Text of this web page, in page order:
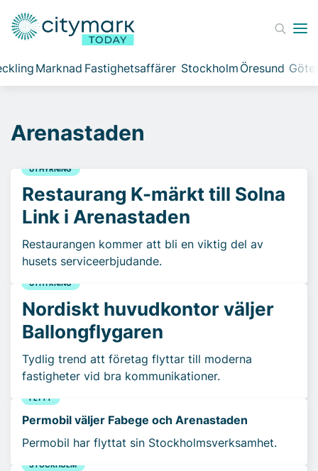
Marknad Fastighetsaffärer Stockholm Öresund
Arenastaden
UTHYRNING
Restaurang K-märkt till Solna
Link i Arenastaden
Restaurangen kommer att bli en viktig del av
husets serviceerbjudande.
UTHYRNING
Nordiskt huvudkontor väljer
Ballongflygaren
Tydlig trend att företag flyttar till moderna
fastigheter vid bra kommunikationer.
FLYTT
Permobil väljer Fabege och Arenastaden
Permobil har flyttat sin Stockholmsverksamhet.
STOCKHOLM